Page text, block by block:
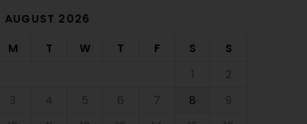
AUGUST 2026
M
T W T F S
S
1
2
3
4 5 6 7 8
9